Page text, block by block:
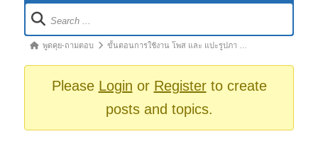
Forum
Navigation
Forumพูดคุย-ถามตอบ ขั้นตอนการใช้งาน โพส และ แปะรูปภา …
Please Login or Registerto create
posts and topics.